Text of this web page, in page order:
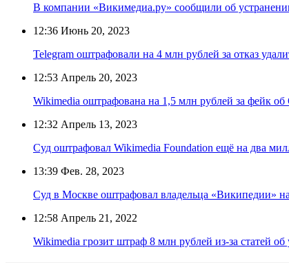
В компании «Викимедиа.ру» сообщили об
12:36 Июнь 20, 2023
Telegram оштрафовали на 4 млн рублей за отказ
12:53 Апрель 20, 2023
Wikimedia оштрафована на 1,5 млн рублей за фейк
12:32 Апрель 13, 2023
Суд оштрафовал Wikimedia Foundation ещё на два
13:39 Фев. 28, 2023
Суд в Москве оштрафовал владельца «Википедии»
12:58 Апрель 21, 2022
Wikimedia грозит штраф 8 млн рублей из-за статей об